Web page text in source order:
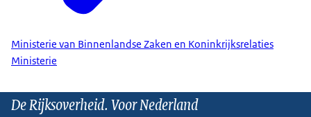
Ministerie van Binnenlandse Zaken en Koninkrijksrelaties
Ministerie
De Rijksoverheid. Voor Nederland